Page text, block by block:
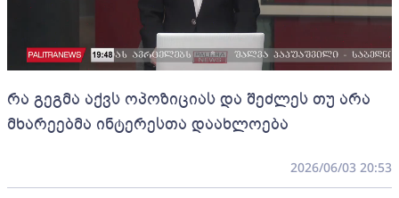
რა გეგმა აქვს ოპოზიციას და შეძლეს თუ არა
მხარეებმა ინტერესთა დაახლოება
2026/06/03 20:53